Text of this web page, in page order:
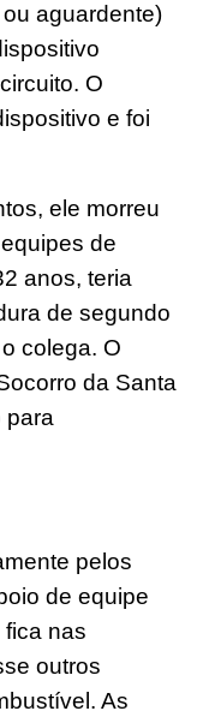
aguardente)
O
e foi
ele morreu
de
anos, teria
de segundo
colega. O
da Santa
para
pelos
de equipe
nas
outros
As